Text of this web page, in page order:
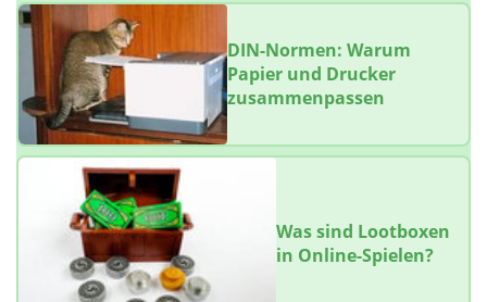
DIN-Normen: Warum
Papier und Drucker
zusammenpassen
Was sind Lootboxen
in Online-Spielen?